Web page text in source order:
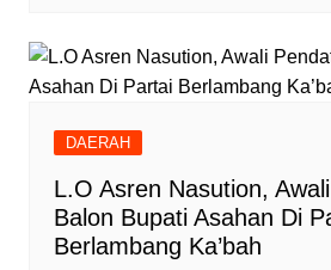
DAERAH
L.O Asren Nasution,
Balon Bupati Asahan Di
Berlambang Ka’bah